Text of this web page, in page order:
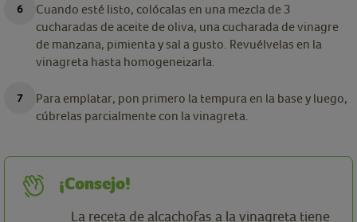
Cuando esté listo, colócalas en una mezcla de 3
cucharadas de aceite de oliva, una cucharada de vinagre
de manzana, pimienta y sal a gusto. Revuélvelas en la
vinagreta hasta homogeneizarla.
Para emplatar, pon primero la tempura en la base y luego,
cúbrelas parcialmente con la vinagreta.
¡Consejo!
La receta de alcachofas a la vinagreta tiene